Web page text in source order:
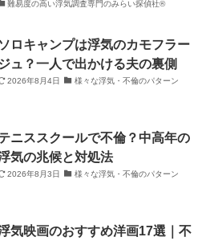
難易度の高い浮気調査専門のみらい探偵社®︎
ソロキャンプは浮気のカモフラー
ュ？一人で出かける夫の裏側
2026年8月4日 様々な浮気・不倫のパターン
ニススクールで不倫？中高年の
気の兆候と対処法
2026年8月3日 様々な浮気・不倫のパターン
気映画のおすすめ洋画17選｜不